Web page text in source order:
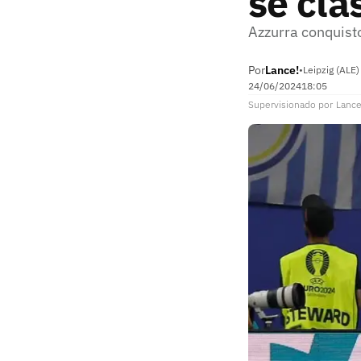
Azzurra
PorLance!•Leipzig (ALE)
24/06/202418:05
Supervisionado por